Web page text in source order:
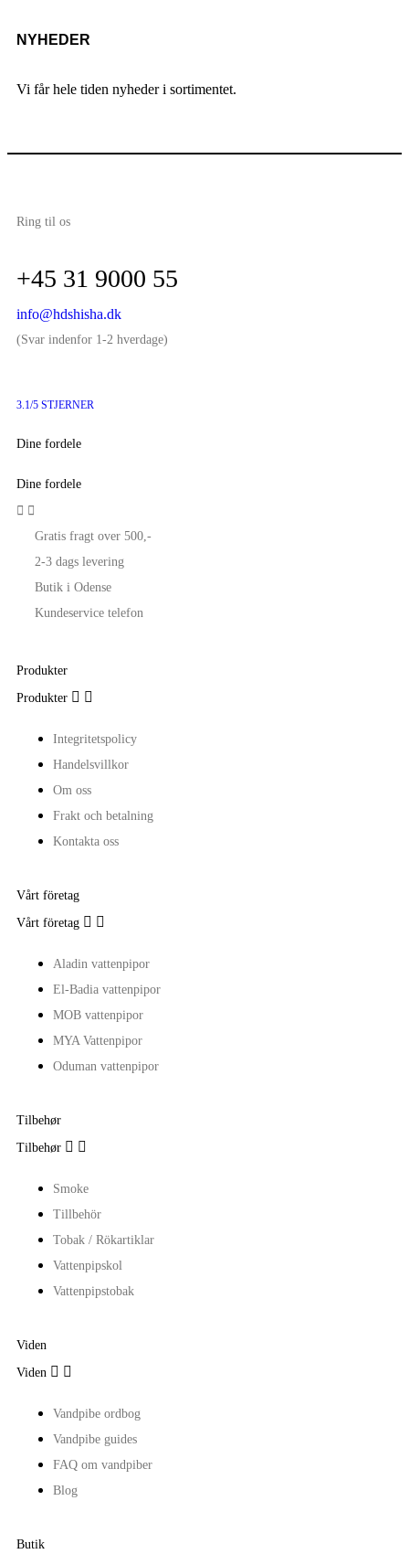
NYHEDER
Vi får hele tiden nyheder i sortimentet.
Ring til os
+45 31 9000 55
info@hdshisha.dk
(Svar indenfor 1-2 hverdage)
3.1/5 STJERNER
Dine fordele
Dine fordele
 
Gratis fragt over 500,-
2-3 dags levering
Butik i Odense
Kundeservice telefon
Produkter
Produkter  
Integritetspolicy
Handelsvillkor
Om oss
Frakt och betalning
Kontakta oss
Vårt företag
Vårt företag  
Aladin vattenpipor
El-Badia vattenpipor
MOB vattenpipor
MYA Vattenpipor
Oduman vattenpipor
Tilbehør
Tilbehør  
Smoke
Tillbehör
Tobak / Rökartiklar
Vattenpipskol
Vattenpipstobak
Viden
Viden  
Vandpibe ordbog
Vandpibe guides
FAQ om vandpiber
Blog
Butik